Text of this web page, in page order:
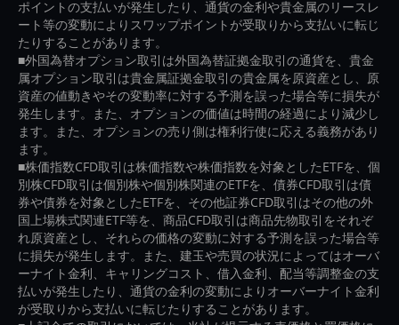
ポイントの支払いが発生したり、通貨の金利や貴金属のリースレ
ート等の変動によりスワップポイントが受取りから支払いに転じ
たりすることがあります。
■外国為替オプション取引は外国為替証拠金取引の通貨を、貴金
属オプション取引は貴金属証拠金取引の貴金属を原資産とし、原
資産の値動きやその変動率に対する予測を誤った場合等に損失が
発生します。また、オプションの価値は時間の経過により減少し
ます。また、オプションの売り側は権利行使に応える義務があり
ます。
■株価指数CFD取引は株価指数や株価指数を対象としたETFを、個
別株CFD取引は個別株や個別株関連のETFを、債券CFD取引は債
券や債券を対象としたETFを、その他証券CFD取引はその他の外
国上場株式関連ETF等を、商品CFD取引は商品先物取引をそれぞ
れ原資産とし、それらの価格の変動に対する予測を誤った場合等
に損失が発生します。また、建玉や売買の状況によってはオーバ
ーナイト金利、キャリングコスト、借入金利、配当等調整金の支
払いが発生したり、通貨の金利の変動によりオーバーナイト金利
が受取りから支払いに転じたりすることがあります。